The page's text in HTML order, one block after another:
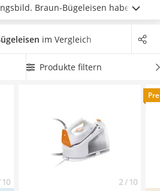
Braun-Bügeleisen haben
für einfaches, wirksames und
Falten möglichst effizient zu glätten,
Wählen Sie jetzt aus unserer
optisch einwandfrei aussieht.
August 2026 besonders das
BL)
mit seinen
im Vergleich
Produkte filtern
10 2 / 10